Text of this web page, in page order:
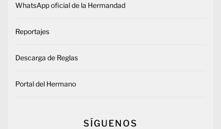
WhatsApp oficial de la Hermandad
Reportajes
Descarga de Reglas
Portal del Hermano
SÍGUENOS